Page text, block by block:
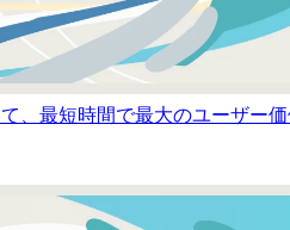
、最短時間で最大のユーザー